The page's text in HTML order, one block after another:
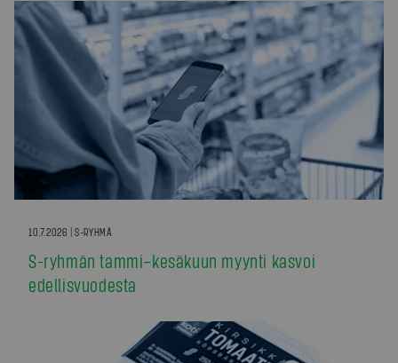
10.7.2026 | S-RYHMÄ
S-ryhmän tammi–kesäkuun myynti kasvoi
edellisvuodesta